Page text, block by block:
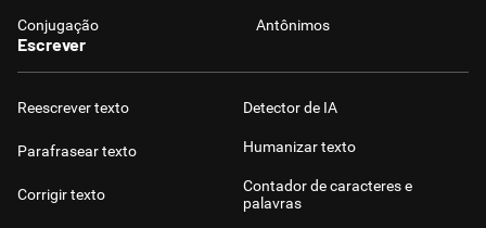
Conjugação Antônimos
Escrever
Reescrever texto
Parafrasear texto
Corrigir texto
Detector de IA
Humanizar texto
Contador de caracteres e
palavras